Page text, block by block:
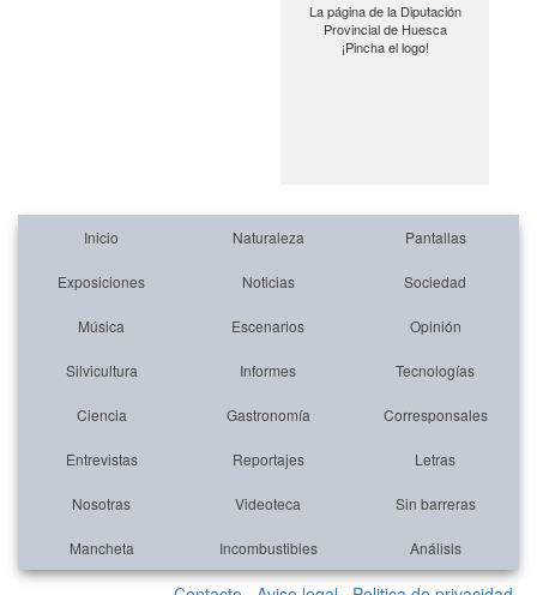
La página de la Diputación
Provincial de Huesca
¡Pincha el logo!
Inicio Naturaleza Pantallas
Exposiciones Noticias Sociedad
Música Escenarios Opinión
Silvicultura Informes Tecnologías
Ciencia Gastronomía Corresponsales
Entrevistas Reportajes Letras
Nosotras Videoteca Sin barreras
Mancheta Incombustibles Análisis